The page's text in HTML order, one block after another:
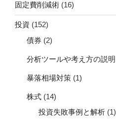
固定費削減術 (16)
投資 (152)
債券 (2)
分析ツールや考え方の説明
暴落相場対策 (1)
株式 (14)
投資失敗事例と解析 (1)